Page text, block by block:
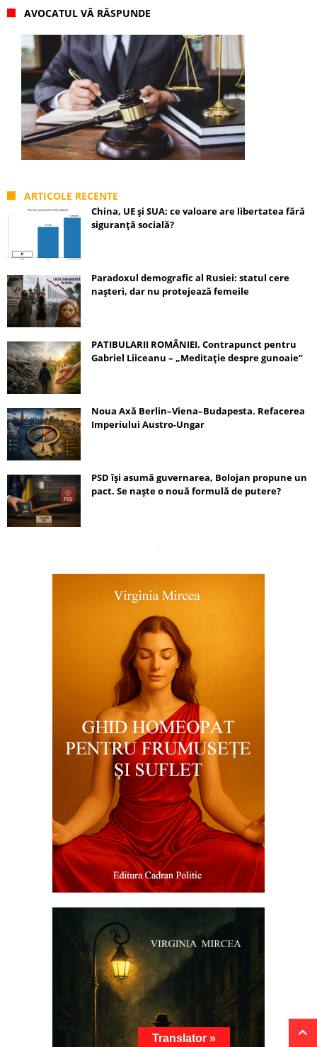
AVOCATUL VĂ RĂSPUNDE
ARTICOLE RECENTE
China, UE și SUA: ce valoare are libertatea fără
siguranță socială?
Paradoxul demografic al Rusiei: statul cere
nașteri, dar nu protejează femeile
PATIBULARII ROMÂNIEI. Contrapunct pentru
Gabriel Liiceanu – „Meditație despre gunoaie”
Noua Axă Berlin–Viena–Budapesta. Refacerea
Imperiului Austro-Ungar
PSD își asumă guvernarea, Bolojan propune un
pact. Se naște o nouă formulă de putere?
Translator »